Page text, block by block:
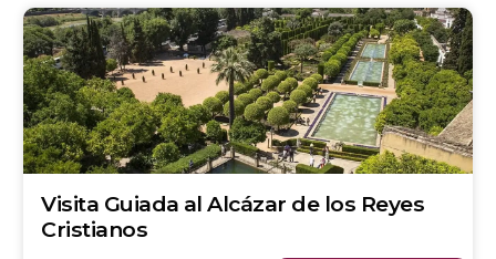
Visita Guiada al Alcázar de los Reyes
Cristianos